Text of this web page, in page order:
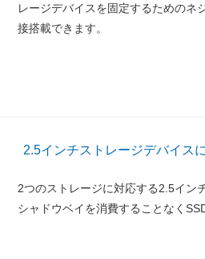
レージデバイスを固定するためのネ
接搭載できます。
2.5インチストレージデバイス
2つのストレージに対応する2.5イン
シャドウベイを消費することなく